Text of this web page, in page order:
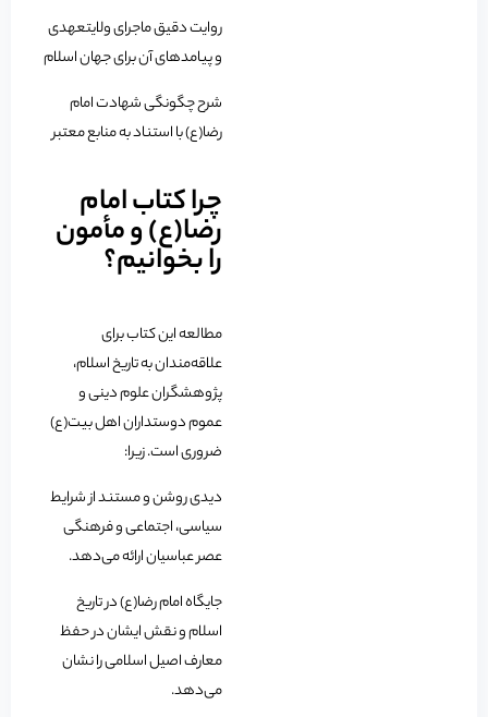
روایت دقیق ماجرای ولایتعهدی
و پیامدهای آن برای جهان اسلام
شرح چگونگی شهادت امام
رضا(ع) با استناد به منابع معتبر
چرا کتاب امام
رضا(ع) و مأمون
را بخوانیم؟
مطالعه این کتاب برای
علاقه‌مندان به تاریخ اسلام،
پژوهشگران علوم دینی و
عموم دوستداران اهل بیت(ع)
ضروری است. زیرا:
دیدی روشن و مستند از شرایط
سیاسی، اجتماعی و فرهنگی
عصر عباسیان ارائه می‌دهد.
جایگاه امام رضا(ع) در تاریخ
اسلام و نقش ایشان در حفظ
معارف اصیل اسلامی را نشان
می‌دهد.